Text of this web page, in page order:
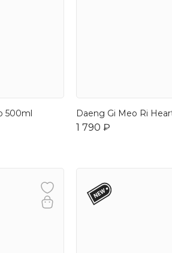
500ml Daeng Gi Meo Ri
1 790 ₽